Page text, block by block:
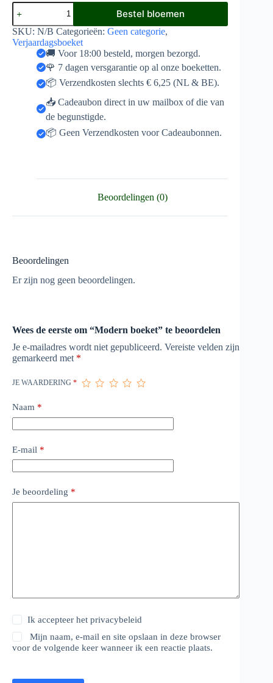
Modern
boeket
aantal
Bestel bloemen
SKU: N/B Categorieën: Geen categorie,
Verjaardagsboeket
🚚 Voor 18:00 besteld, morgen bezorgd.
🌹 7 dagen versgarantie op al onze boeketten.
📦 Verzendkosten slechts € 6,25 (NL & BE).
📥 Cadeaubon direct in uw mailbox of die van
de begunstigde.
📦 Geen Verzendkosten voor Cadeaubonnen.
Beoordelingen (0)
Beoordelingen
Er zijn nog geen beoordelingen.
Wees de eerste om “Modern boeket” te beoordelen
Je e-mailadres wordt niet gepubliceerd. Vereiste velden zijn
gemarkeerd met *
JE WAARDERING *
Naam *
E-mail *
Je beoordeling *
Ik accepteer hetprivacybeleid
Mijn naam, e-mail en site opslaan in deze browser
voor de volgende keer wanneer ik een reactie plaats.